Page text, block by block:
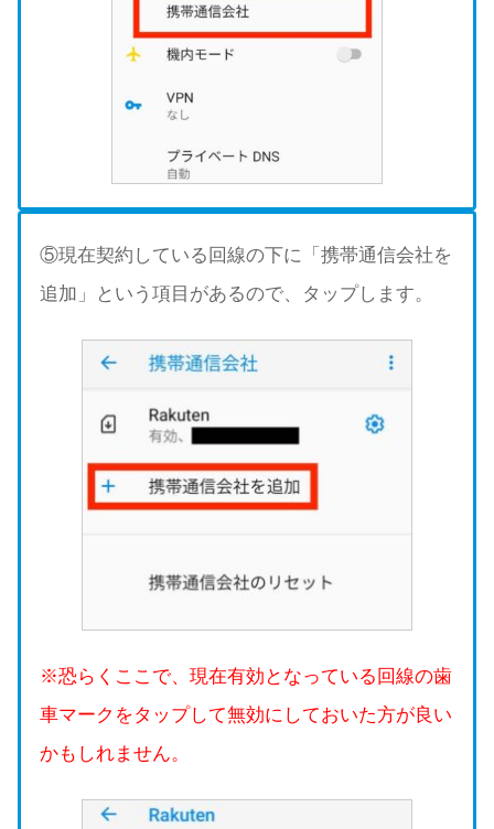
⑤現在契約している回線の下に「携帯通信会社を
追加」という項目があるので、タップします。
※恐らくここで、現在有効となっている回線の歯
車マークをタップして無効にしておいた方が良い
かもしれません。